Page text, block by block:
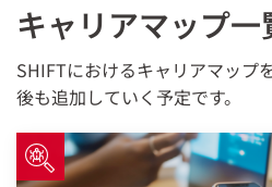
キャリアマップ一
SHIFTにおけるキャリアマップ
後も追加していく予定です。